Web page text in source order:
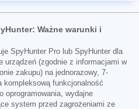
Ważne warunki i
SpyHunter Pro lub SpyHunter dla
urządzeń (zgodnie z informacjami w
zakupu) na jednorazowy, 7-
kompleksową funkcjonalność
oprogramowania, wydajne
system przed zagrożeniami ze